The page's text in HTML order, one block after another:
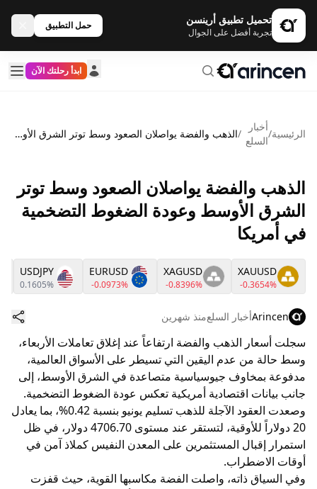
تحميل تطبيق أرينسن
تجربة أفضل على الجوال
حمل التطبيق
ابدأ رحلتك الآن
الرئيسية/
أخبار
السلع
/ الذهب والفضة يواصلان الصعود وسط توتر الشرق الأوسط وعودة الضغوط التضخمية في أمريكا
الذهب والفضة يواصلان الصعود وسط توتر
الشرق الأوسط وعودة الضغوط التضخمية
في أمريكا
XAUUSD
-0.3654%
XAGUSD
-0.8396%
EURUSD
-0.0973%
USDJPY
0.1605%
Arincenأخبار السلعمنذ شهرين
سجلت أسعار الذهب والفضة ارتفاعاً عند إغلاق تعاملات الأربعاء،
وسط حالة من عدم اليقين التي تسيطر على الأسواق العالمية،
مدفوعة بمخاوف جيوسياسية متصاعدة في الشرق الأوسط، إلى
جانب بيانات اقتصادية أمريكية تعكس عودة الضغوط التضخمية.
وصعدت العقود الآجلة للذهب تسليم يونيو بنسبة 0.42%، بما يعادل
20 دولاراً للأوقية، لتستقر عند مستوى 4706.70 دولار، في ظل
استمرار إقبال المستثمرين على المعدن النفيس كملاذ آمن في
أوقات الاضطراب.
وفي السياق ذاته، واصلت الفضة مكاسبها القوية، حيث قفزت